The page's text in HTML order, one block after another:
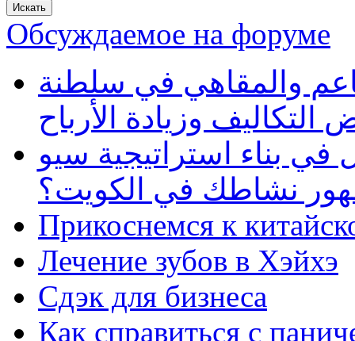
Обсуждаемое на форуме
والمقاهي في سلطنة
وزيادة الأرباح
بناء استراتيجية سيو
نشاطك في الكويت؟
Прикоснемся к
Лечение зубов в Хэйхэ
Сдэк для бизнеса
Как справиться с